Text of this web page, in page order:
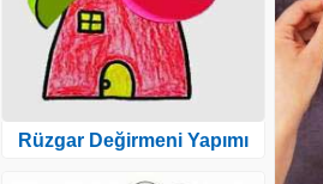
Rüzgar Değirmeni Yapımı